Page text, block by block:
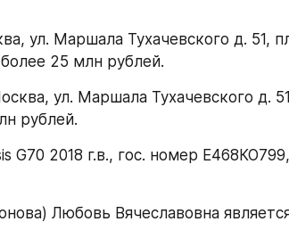
25 млн рублей.
рублей.
Любовь Вячеславовна